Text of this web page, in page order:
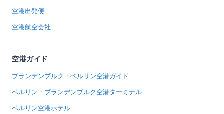
空港出発便
空港航空会社
空港ガイド
ブランデンブルク・ベルリン空港ガイド
ベルリン・ブランデンブルク空港ターミナル
ベルリン空港ホテル